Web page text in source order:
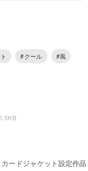
#クール #風
カードジャケット設定作品